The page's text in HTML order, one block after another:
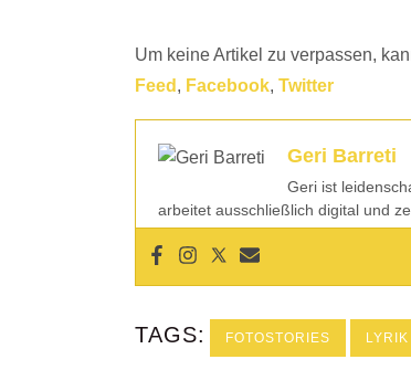
Um keine Artikel zu verpassen,
Feed , Facebook, Twitter
Geri Barreti
Geri ist
arbeitet ausschließlich digital und
TAGS: FOTOSTORIES LYRIK